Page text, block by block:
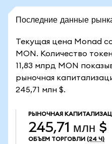
Последние данные
Текущая цена Monad
MON. Количество
11,83 млрд MON
рыночная
245,71 млн $.
РЫНОЧНАЯ
245,71 млн $
ОБЪЕМ ТОРГОВЛИ (24 Ч)